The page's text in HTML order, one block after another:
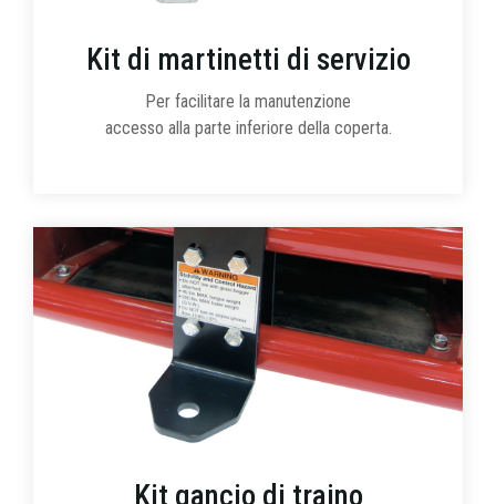
Kit di martinetti di servizio
Per facilitare la manutenzione
accesso alla parte inferiore della coperta.
Kit gancio di traino